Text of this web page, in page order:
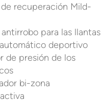
recuperación Mild-
para las llantas
deportivo
de presión de los
bi-zona